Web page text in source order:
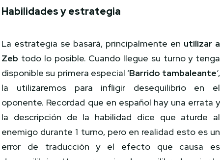
Habilidades y estrategia
La estrategia se basará, principalmente en utilizar a
Zeb todo lo posible. Cuando llegue su turno y tenga
disponible su primera especial ‘Barrido tambaleante‘,
la utilizaremos para infligir desequilibrio en el
oponente. Recordad que en español hay una errata y
la descripción de la habilidad dice que aturde al
enemigo durante 1 turno, pero en realidad esto es un
error de traducción y el efecto que causa es